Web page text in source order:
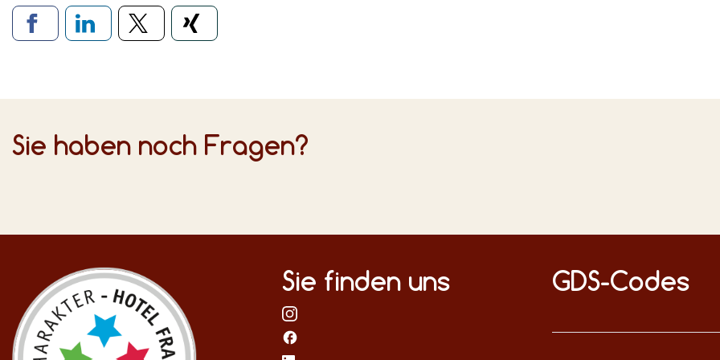
Verlinkung zu sozialen Medien
Sie haben noch Fragen?
Sie finden uns GDS-Codes